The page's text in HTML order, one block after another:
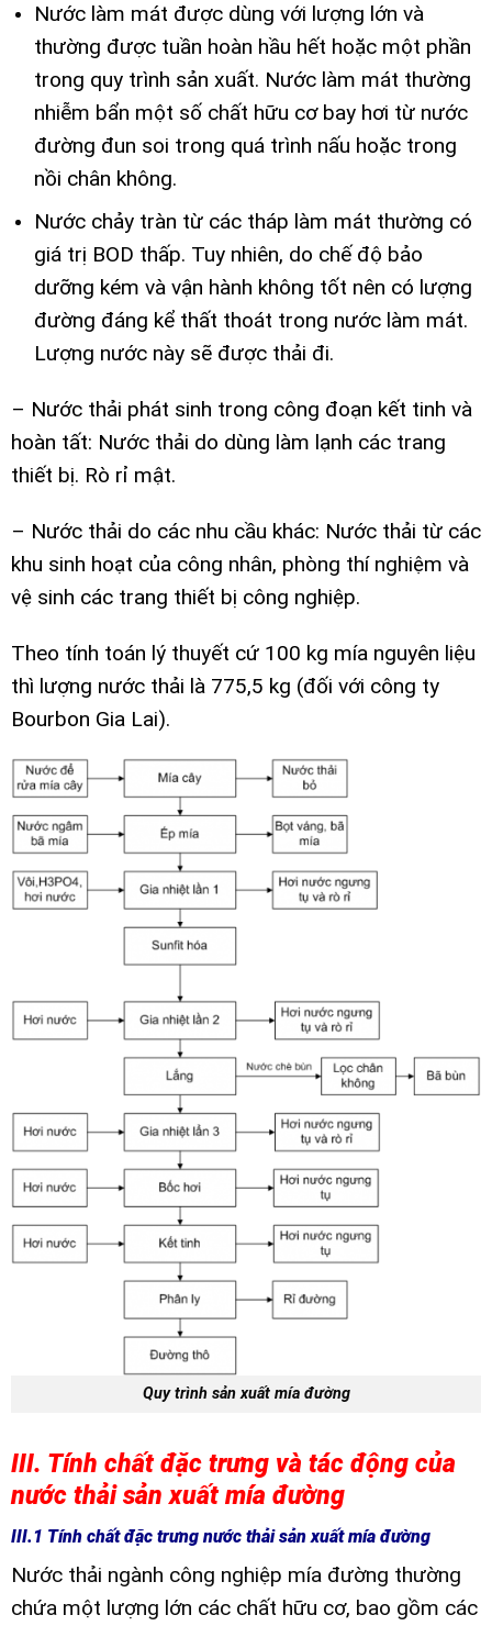
Nước làm mát được dùng với lượng lớn và
thường được tuần hoàn hầu hết hoặc một phần
trong quy trình sản xuất. Nước làm mát thường
nhiễm bẩn một số chất hữu cơ bay hơi từ nước
đường đun soi trong quá trình nấu hoặc trong
nồi chân không.
Nước chảy tràn từ các tháp làm mát thường có
giá trị BOD thấp. Tuy nhiên, do chế độ bảo
dưỡng kém và vận hành không tốt nên có lượng
đường đáng kể thất thoát trong nước làm mát.
Lượng nước này sẽ được thải đi.
– Nước thải phát sinh trong công đoạn kết tinh và
hoàn tất: Nước thải do dùng làm lạnh các trang
thiết bị. Rò rỉ mật.
– Nước thải do các nhu cầu khác: Nước thải từ các
khu sinh hoạt của công nhân, phòng thí nghiệm và
vệ sinh các trang thiết bị công nghiệp.
Theo tính toán lý thuyết cứ 100 kg mía nguyên liệu
thì lượng nước thải là 775,5 kg (đối với công ty
Bourbon Gia Lai).
Quy trình sản xuất mía đường
III. Tính chất đặc trưng và tác động của
nước thải sản xuất mía đường
III.1 Tính chất đặc trưng nước thải sản xuất mía đường
Nước thải ngành công nghiệp mía đường thường
chứa một lượng lớn các chất hữu cơ, bao gồm các